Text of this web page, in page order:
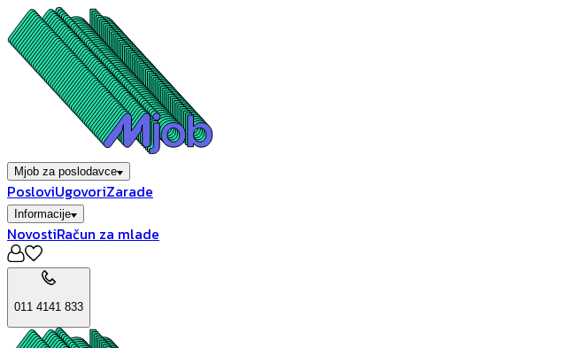
Mjob za poslodavce
PosloviUgovoriZarade
Informacije
NovostiRačun za mlade
011 4141 833